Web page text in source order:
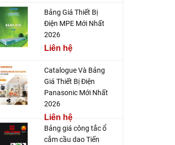
Bảng Giá Thiết Bị
Điện MPE Mới Nhất
2026
Liên hệ
Catalogue Và Bảng
Giá Thiết Bị Điện
Panasonic Mới Nhất
2026
Liên hệ
Bảng giá công tắc ổ
cắm cầu dao Tiến